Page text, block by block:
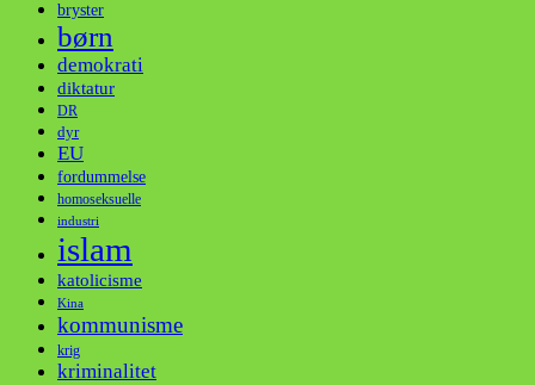
bryster
børn
demokrati
diktatur
DR
dyr
EU
fordummelse
homoseksuelle
industri
islam
katolicisme
Kina
kommunisme
krig
kriminalitet